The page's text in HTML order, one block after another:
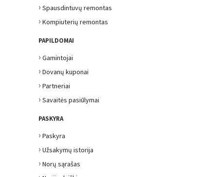
› Spausdintuvų remontas
› Kompiuterių remontas
PAPILDOMAI
› Gamintojai
› Dovanų kuponai
› Partneriai
› Savaitės pasiūlymai
PASKYRA
› Paskyra
› Užsakymų istorija
› Norų sąrašas